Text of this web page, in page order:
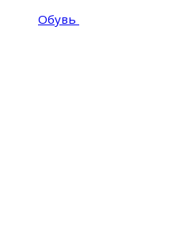
Обувь